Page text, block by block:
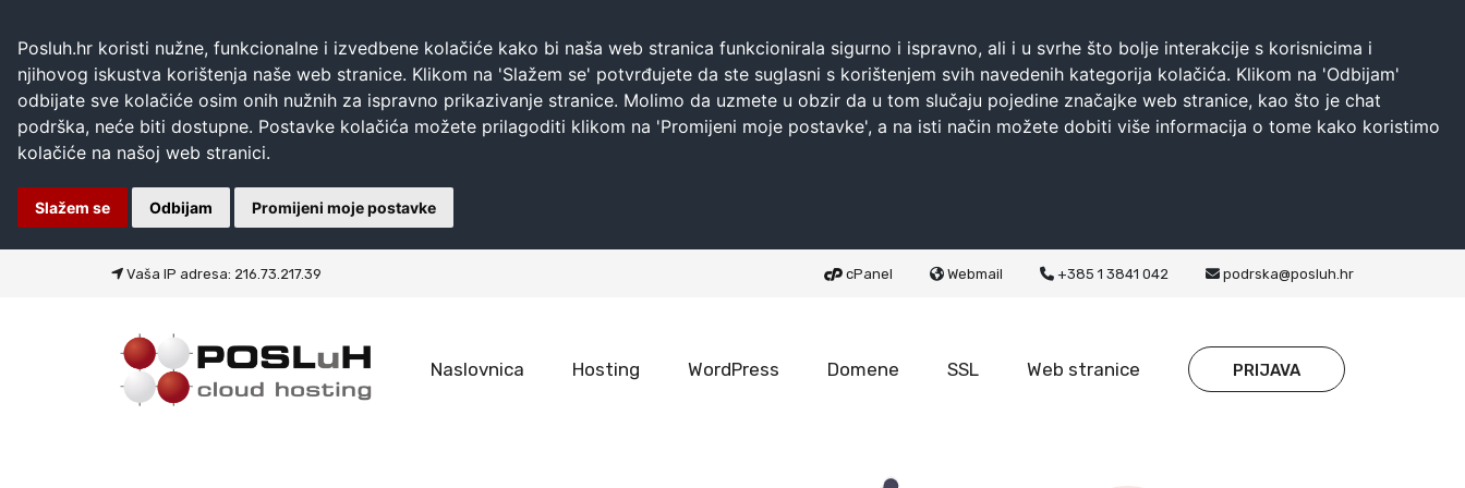
Posluh.hr koristi nužne, funkcionalne i izvedbene kolačiće kako bi naša web stranica funkcionirala sigurno i ispravno, ali i u svrhe što bolje interakcije s korisnicima i
njihovog iskustva korištenja naše web stranice. Klikom na 'Slažem se' potvrđujete da ste suglasni s korištenjem svih navedenih kategorija kolačića. Klikom na 'Odbijam'
odbijate sve kolačiće osim onih nužnih za ispravno prikazivanje stranice. Molimo da uzmete u obzir da u tom slučaju pojedine značajke web stranice, kao što je chat
podrška, neće biti dostupne. Postavke kolačića možete prilagoditi klikom na 'Promijeni moje postavke', a na isti način možete dobiti više informacija o tome kako koristimo
kolačiće na našoj web stranici.
Slažem se Odbijam Promijeni moje postavke
Vaša IP adresa: 216.73.217.39 cPanel Webmail +385 1 3841 042 podrska@posluh.hr
Naslovnica Hosting WordPress Domene SSL Web stranice PRIJAVA